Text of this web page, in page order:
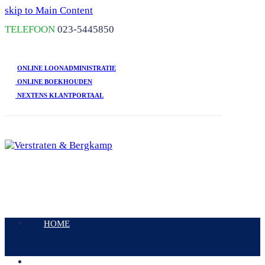
skip to Main Content
TELEFOON 023-5445850
ONLINE LOONADMINISTRATIE
ONLINE BOEKHOUDEN
NEXTENS KLANTPORTAAL
Mobile
HOME